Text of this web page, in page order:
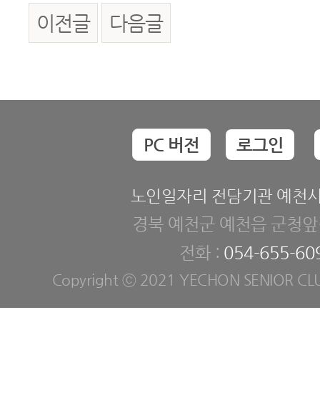
이전글 다음글
PC 버전 로그인
노인일자리 전담기관 예천
경북 예천군 예천읍 군청
전화 : 054-655-
Copyright ⓒ 2021 YECHON SENIOR